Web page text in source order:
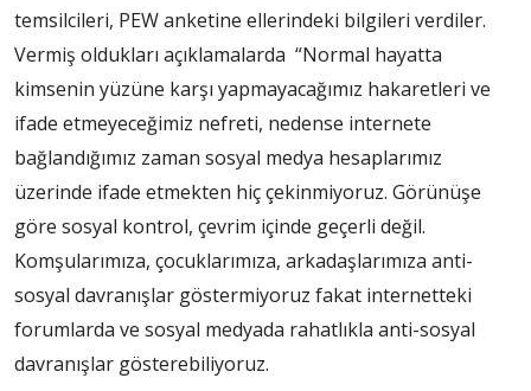
temsilcileri, PEW anketine ellerindeki bilgileri verdiler.
Vermiş oldukları açıklamalarda “Normal hayatta
kimsenin yüzüne karşı yapmayacağımız hakaretleri ve
ifade etmeyeceğimiz nefreti, nedense internete
bağlandığımız zaman sosyal medya hesaplarımız
üzerinde ifade etmekten hiç çekinmiyoruz. Görünüşe
göre sosyal kontrol, çevrim içinde geçerli değil.
Komşularımıza, çocuklarımıza, arkadaşlarımıza anti-
sosyal davranışlar göstermiyoruz fakat internetteki
forumlarda ve sosyal medyada rahatlıkla anti-sosyal
davranışlar gösterebiliyoruz.